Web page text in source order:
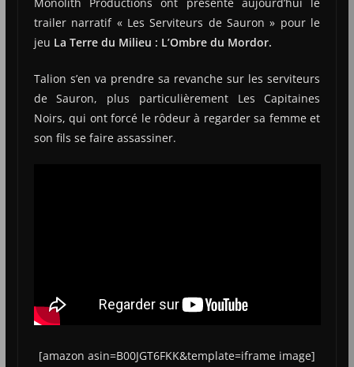
trailer narratif « Les Serviteurs de Sauron » pour le
jeu La Terre du Milieu : L’Ombre du Mordor.
Talion s’en va prendre sa revanche sur les serviteurs
de Sauron, plus particulièrement Les Capitaines
Noirs, qui ont forcé le rôdeur à regarder sa femme et
son fils se faire assassiner.
[amazon asin=B00JGT6FKK&template=iframe image]